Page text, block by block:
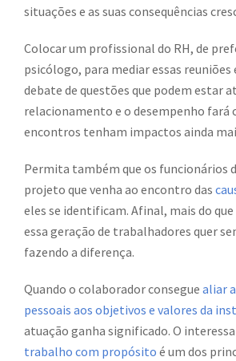
situações e as suas consequências
Colocar um profissional do RH, de
psicólogo, para mediar essas
debate de questões que podem estar
relacionamento e o desempenho fará
encontros tenham impactos ainda
Permita também que os funcionários
projeto que venha ao encontro das
eles se identificam. Afinal, mais do
essa geração de trabalhadores quer
fazendo a diferença.
Quando o colaborador consegue aliar
pessoais aos objetivos e valores da
atuação ganha significado. O
trabalho com propósito é um dos